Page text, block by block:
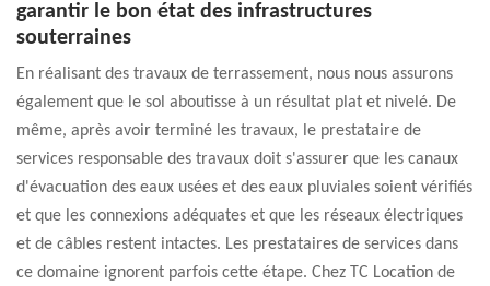
garantir le bon état des infrastructures
souterraines
En réalisant des travaux de terrassement, nous nous assurons
également que le sol aboutisse à un résultat plat et nivelé. De
même, après avoir terminé les travaux, le prestataire de
services responsable des travaux doit s'assurer que les canaux
d'évacuation des eaux usées et des eaux pluviales soient vérifiés
et que les connexions adéquates et que les réseaux électriques
et de câbles restent intactes. Les prestataires de services dans
ce domaine ignorent parfois cette étape. Chez TC Location de